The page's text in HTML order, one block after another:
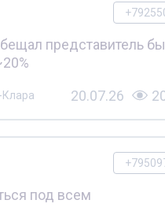
представитель
Клара 20.07.26
под всем